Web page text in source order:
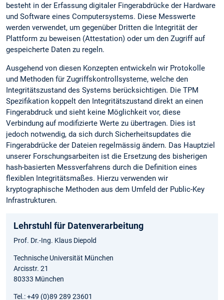
besteht in der Erfassung digitaler Fingerabdrücke der Hardware
und Software eines Computersystems. Diese Messwerte
werden verwendet, um gegenüber Dritten die Integrität der
Plattform zu beweisen (Attestation) oder um den Zugriff auf
gespeicherte Daten zu regeln.
Ausgehend von diesen Konzepten entwickeln wir Protokolle
und Methoden für Zugriffskontrollsysteme, welche den
Integritätszustand des Systems berücksichtigen. Die TPM
Spezifikation koppelt den Integritätszustand direkt an einen
Fingerabdruck und sieht keine Möglichkeit vor, diese
Verbindung auf modifizierte Werte zu übertragen. Dies ist
jedoch notwendig, da sich durch Sicherheitsupdates die
Fingerabdrücke der Dateien regelmässig ändern. Das Hauptziel
unserer Forschungsarbeiten ist die Ersetzung des bisherigen
hash-basierten Messverfahrens durch die Definition eines
flexiblen Integritätsmaßes. Hierzu verwenden wir
kryptographische Methoden aus dem Umfeld der Public-Key
Infrastrukturen.
Lehrstuhl für Datenverarbeitung
Prof. Dr.-Ing. Klaus Diepold
Technische Universität München
Arcisstr. 21
80333 München
Tel.: +49 (0)89 289 23601